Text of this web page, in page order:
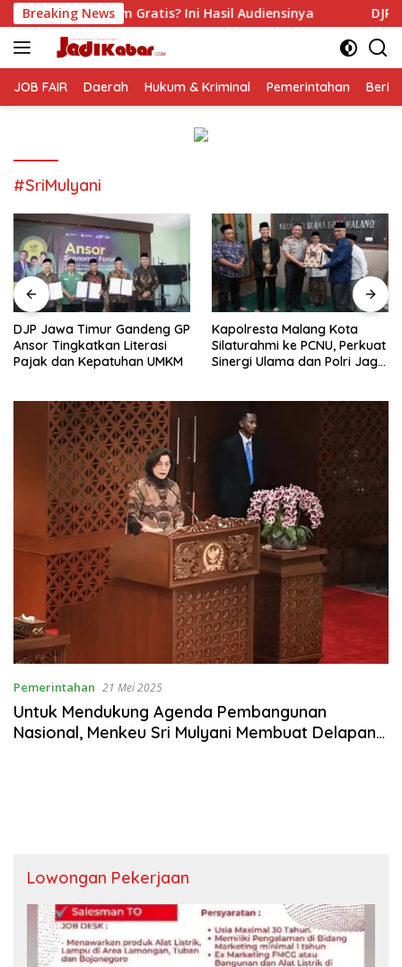
Langsung
ke
konten
Breaking News
Ini Hasil Audiensinya DJP Jawa Timur
JOB FAIR Daerah Hukum & Kriminal Pemerintahan
#SriMulyani
DJP Jawa Timur Gandeng GP
Ansor Tingkatkan Literasi
Pajak dan Kepatuhan UMKM
Kapolresta Malang Kota
Silaturahmi ke PCNU, Perkuat
Sinergi Ulama dan Polri Jaga
Pemerintahan 21 Mei 2025
Untuk Mendukung Agenda Pembangunan
Nasional, Menkeu Sri Mulyani Membuat Delapan
Lowongan Pekerjaan